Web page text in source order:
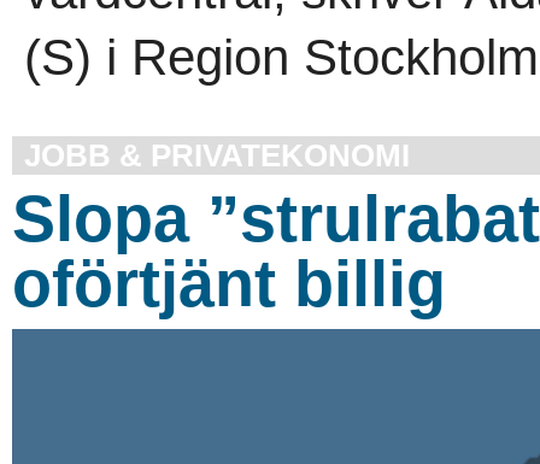
(S) i Region
JOBB & PRIVATEKONOMI
Slopa
oförtjänt billig